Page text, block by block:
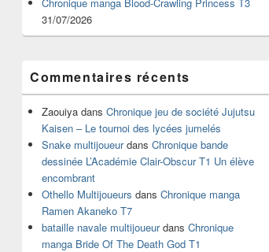
31/07/2026
Commentaires récents
Zaouiya dans Chronique jeu de société Jujutsu
Kaisen – Le tournoi des lycées jumelés
Snake multijoueurdans Chronique bande
dessinée L’Académie Clair-Obscur T1 Un élève
encombrant
Othello Multijoueurs dans Chronique manga
Ramen Akaneko T7
bataille navale multijoueurdans Chronique
manga Bride Of The Death God T1